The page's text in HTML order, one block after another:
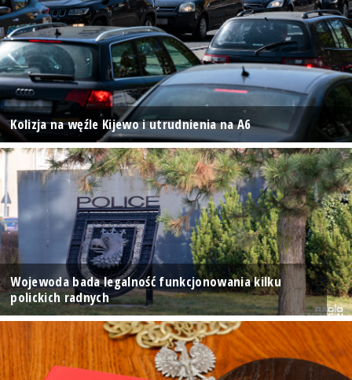
Kolizja na węźle Kijewo i utrudnienia na A6
Wojewoda bada legalność funkcjonowania kilku
polickich radnych